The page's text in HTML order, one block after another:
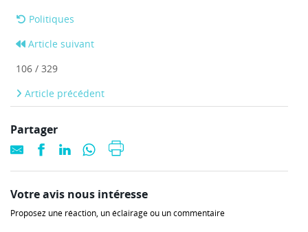
Politiques
Article suivant
106 / 329
Article précédent
Partager
Votre avis nous intéresse
Proposez une réaction, un éclairage ou un commentaire